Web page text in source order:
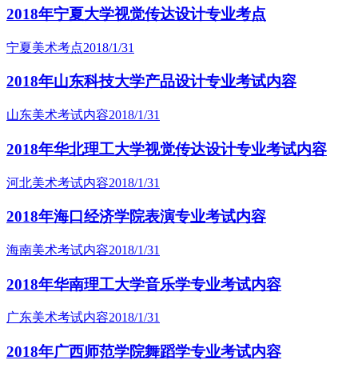
2018年宁夏大学视觉传达设计专业考点
宁夏美术考点2018/1/31
2018年山东科技大学产品设计专业考试内容
山东美术考试内容2018/1/31
2018年华北理工大学视觉传达设计专业考试内容
河北美术考试内容2018/1/31
2018年海口经济学院表演专业考试内容
海南美术考试内容2018/1/31
2018年华南理工大学音乐学专业考试内容
广东美术考试内容2018/1/31
2018年广西师范学院舞蹈学专业考试内容